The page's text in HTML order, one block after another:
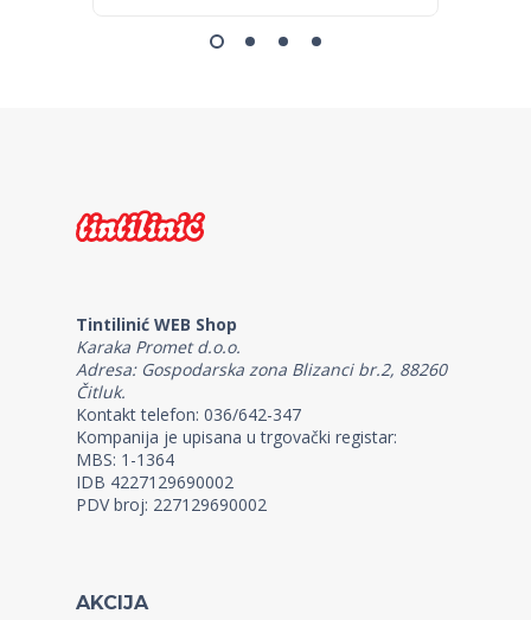
Tintilinić WEB Shop
Karaka Promet d.o.o.
Adresa: Gospodarska zona Blizanci br.2, 88260
Čitluk.
Kontakt telefon: 036/642-347
Kompanija je upisana u trgovački registar:
MBS: 1-1364
IDB 4227129690002
PDV broj: 227129690002
AKCIJA